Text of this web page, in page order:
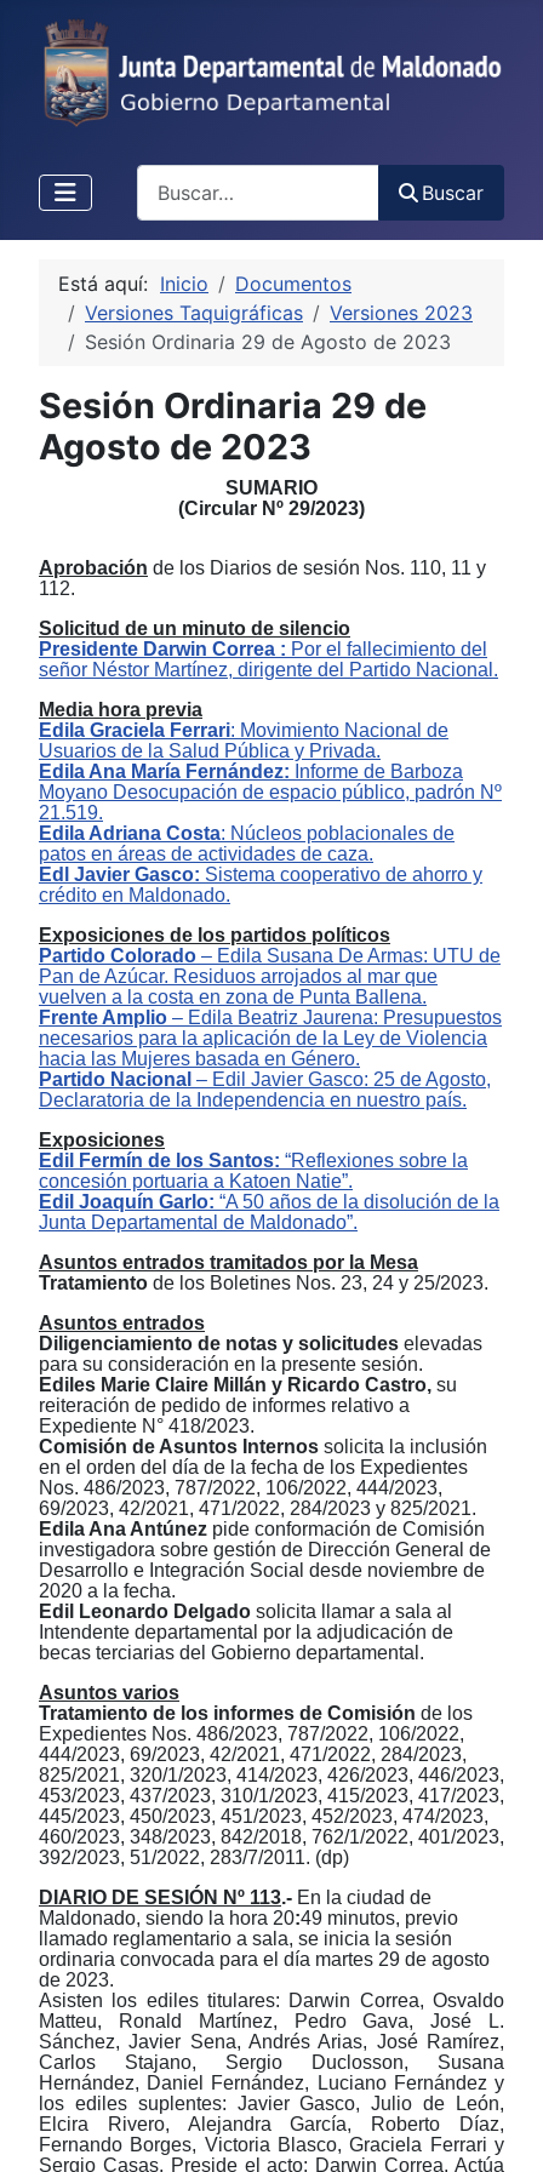
Buscar
Está aquí: Inicio
Documentos
Versiones Taquigráficas
Versiones 2023
Sesión Ordinaria 29 de Agosto de 2023
Sesión Ordinaria 29 de
Agosto de 2023
SUMARIO
(Circular Nº 29/2023)
Aprobación de os Diarios de sesión Nos. 110, 11 y
112.
Solicitud de un minuto de silencio
Presidente Darwin Correa : Por el fallecimiento de
señor Néstor Martínez, dirigente del Partido Nacional.
Media hora previa
Edil a Graciela Ferrari: Movimiento Nacional de
Usuarios de la Salud Pública y Privada.
Edil a Ana María Fernández: nforme de Barboza
Moyano Desocupación de espacio público, padrón Nº
21.519.
Edila Adriana Costa: N úcleos poblacionales de
patos en áreas de actividades de caza.
Edl Javier Gasco: Sistema cooperativo de ahorro y
crédito en Maldonado.
Exposiciones de los partidos políticos
Partido Colorado – Edil a Susana De Armas: UTU de
Pan de Azúcar. Residuos arrojados al mar que
vuelven a la costa en zona de Punta Ballena.
Frente Amplio ‒ Edil a Beatriz Jaurena: Presupuestos
necesarios para la aplicación de la Ley de Violencia
hacia las Mujeres basada en Género.
Partido Nacional ‒ Edil Javier Gasco: 25 de Agosto,
Declaratoria de la Independencia en nuestro país.
Exposiciones
Edil
Fermín de los Santos: “Reflexiones sobre la
concesión portuaria a Katoen Natie”.
Edil Joaquín Garlo: “A 50 años de la disolución de la
Junta Departamental de Maldonado”.
Asuntos entrados tramitados por la Mesa
Tratamiento de los Boletines Nos. 23, 24 y 25/2023.
Asuntos entrados
Diligenciamiento de notas y solicitudes elevadas
para su consideración en la presente sesión.
Ediles Marie Claire Millán y Ricardo Castro, su
reiteración de pedido de informes relativo a
Expediente N° 418/2023.
Comisión de Asuntos Internos solicita la inclusión
en el orden del día de la fecha de los Expedientes
Nos. 486/2023, 787/2022, 106/2022, 444/2023,
69/2023, 42/2021, 471/2022, 284/2023 y 825/2021.
Edila Ana Antúnez pide conformación de Comisión
investigadora sobre gestión de Dirección General de
Desarrollo e Integración Social desde noviembre de
2020 a la fecha.
Edil Leonardo Delgado solicita llamar a sala al
Intendente departamental por la adjudicación de
becas terciarias del Gobierno departamental.
Asuntos varios
Tratamiento de os informes de Comisión de os
Expedientes Nos. 486/2023, 787/2022, 106/2022,
444/2023, 69/2023, 42/2021, 471/2022, 284/2023,
825/2021, 320/1/2023, 414/2023, 426/2023, 446/2023,
453/2023, 437/2023, 310/1/2023, 415/2023, 417/2023,
445/2023, 450/2023, 451/2023, 452/2023, 474/2023,
460/2023, 348/2023, 842/2018, 762/1/2022, 401/2023,
392/2023, 51/2022, 283/7/2011. (dp)
DIARIO DE SESI ÓN Nº 113.- En la ciudad de
Maldonado, siendo la hora 20:49 minutos, previo
llamado reglamentario a sala, se inicia la sesión
ordinaria convocada para el día martes 29 de agosto
de 2023.
Asisten los edilestitulares: Darwin Correa, Osvaldo
Matteu,
Ronald Martínez, Pedro Gava, José L.
Sánchez,Javier Sena, Andrés Arias, José Ramírez,
Carlos Stajano, Sergio Duclosson, Susana
Hernández, Daniel Fernández, Luciano Fernández y
los ediles suplentes: JavierGasco,Julio de León,
Elcira Rivero, Alejandra García,
Roberto Díaz,
Fernando Borges, Victoria Blasco,Graciela Ferrari y
Sergio Casas. Preside el acto: Darwin Correa. Actúa